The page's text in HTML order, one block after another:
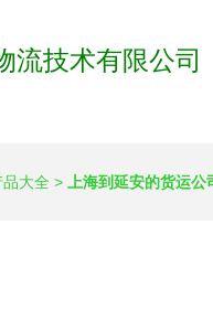
流技术有限公司
品大全 > 上海到延安的货运